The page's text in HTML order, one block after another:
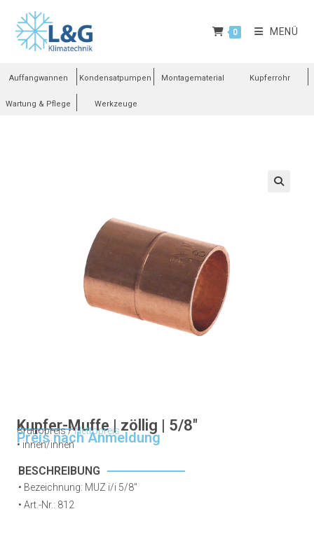
0 MENÜ
Auffangwannen Kondensatpumpen Montagematerial Kupferrohr
Wartung & Pflege Werkzeuge
Kupfer-Muffe | zöllig | 5/8″
Bruttopreis /Nettopreis
Preis nach Anmeldung
• innen/innen
BESCHREIBUNG
• Bezeichnung: MUZ i/i 5/8″
• Art.-Nr.: 812